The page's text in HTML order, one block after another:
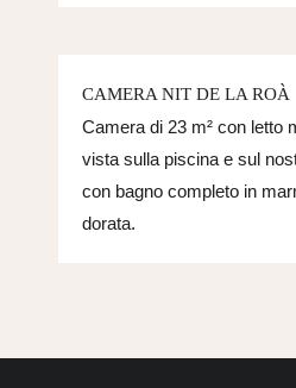
CAMERA NIT DE LA ROÀ
Camera di 23 m² con letto
vista sulla piscina e sul
con bagno completo in
dorata.